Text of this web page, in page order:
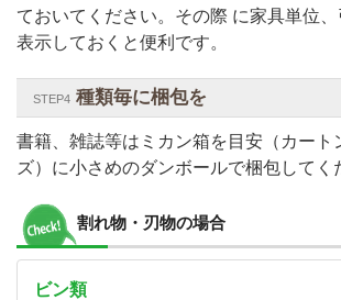
ておいてください。その際 に家具単位
表示しておくと便利です。
STEP4 種類毎に梱包を
書籍、雑誌等はミカン箱を目安（カート
ズ）に小さめのダンボールで梱包してく
割れ物・刃物の場合
ビン類